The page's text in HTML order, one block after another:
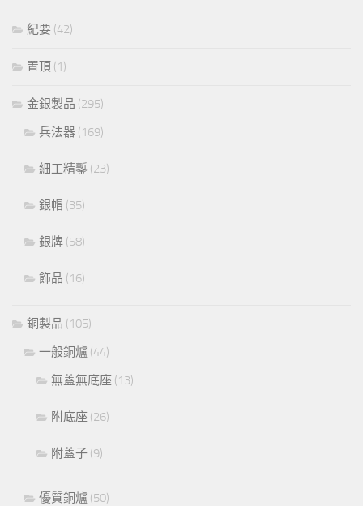
紀要 (42)
置頂 (1)
金銀製品 (295)
兵法器 (169)
細工精鏨 (23)
銀帽 (35)
銀牌 (58)
飾品 (16)
銅製品 (105)
一般銅爐 (44)
無蓋無底座 (13)
附底座 (26)
附蓋子 (9)
優質銅爐 (50)